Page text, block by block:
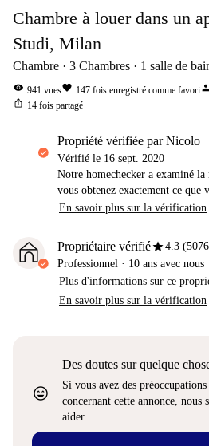
Chambre à louer dans un
Studi, Milan
Chambre 3 Chambres 1 salle de
visibility 941 vuesfavorite 147 fois enregistré comme favoriperson
ios_share 14 fois partagé
propriété vérifiée par Nicolo
Vérifié le 16 sept. 2020
Notre homechecker a examiné la
vous obtenez exactement ce que
En savoir plus sur la vérification
Propriétaire vérifiéstar4.3
Professionnel · 10 ans avec nous
Plus d'informations sur ce
En savoir plus sur la vérification
sentiment_very_satisfied
Des doutes sur quelque
Si vous avez des
concernant cette annonce, nous
aider.